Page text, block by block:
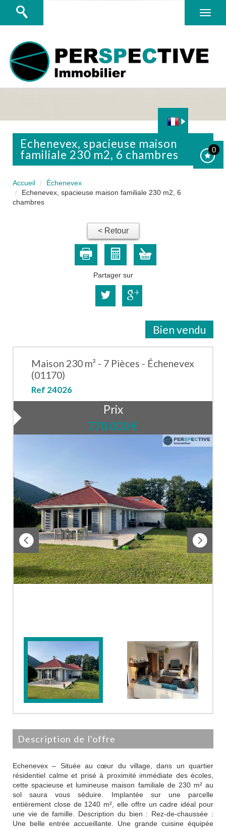
0
echenevex, spacieuse maison
familiale 230 m2, 6 chambres
Accueil
Échenevex
Echenevex, spacieuse maison familiale 230 m2, 6
chambres
< Retour
Partager sur
Bien vendu
Maison 230 m² - 7 Pièces - Échenevex
(01170)
Ref 24026
Prix
770 000€
description de l'offre
Echenevex – Située au cœur du village, dans un quartier
résidentiel calme et prisé à proximité immédiate des écoles,
cette spacieuse et lumineuse maison familiale de 230 m² au
sol saura vous séduire. Implantée sur une parcelle
entièrement close de 1240 m², elle offre un cadre idéal pour
une vie de famille. Description du bien : Rez-de-chaussée :
Une belle entrée accueillante. Une grande cuisine équipée